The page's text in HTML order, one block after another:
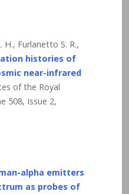
H., Furlanetto S. R.,
histories of
near-infrared
of the Royal
508, Issue 2,
alpha emitters
as probes of